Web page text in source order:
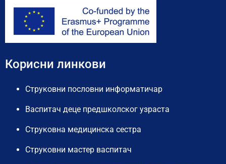
Корисни линкови
Струковни пословни информатичар
Васпитач деце предшколског узраста
Струковна медицинска сестра
Струковни мастер васпитач